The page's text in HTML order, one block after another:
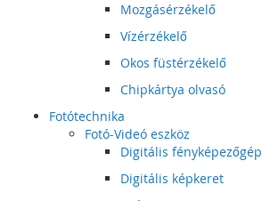
Mozgásérzékelő
Vízérzékelő
Okos füstérzékelő
Chipkártya olvasó
Fotótechnika
Fotó-Videó eszköz
Digitális fényképezőgép
Digitális képkeret